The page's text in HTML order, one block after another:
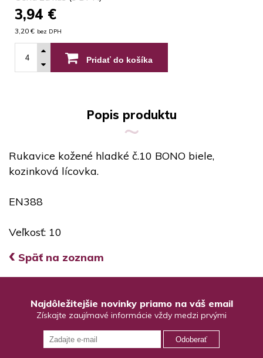
3,94 €
3,20 € bez DPH
Pridať do košíka
Popis produktu
Rukavice kožené hladké č.10 BONO biele,
kozinková lícovka.
EN388
Veľkosť: 10
‹ Späť na zoznam
Najdôležitejšie novinky priamo na váš email
Získajte zaujímavé informácie vždy medzi prvými
Odoberať